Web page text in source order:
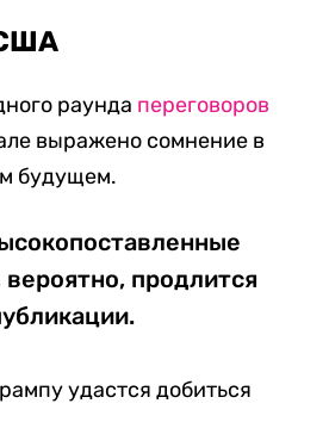
раунда переговоров
выражено сомнение в
будущем.
продлится
удастся добиться